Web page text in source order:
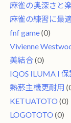
麻雀の奥深さと
麻雀の練習に最
fnf game(0)
Vivienne
美結合(0)
IQOS ILUMA I
熱菸主機更耐用
KETUATOTO (0)
LOGOTOTO (0)